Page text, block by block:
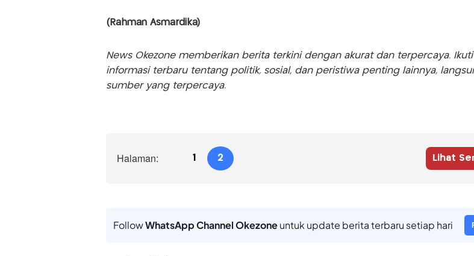
(Rahman Asmardika)
News Okezone memberikan berita terkini dengan akurat dan terpercaya. Ikuti
informasi terbaru tentang politik, sosial, dan peristiwa penting lainnya,
sumber yang terpercaya.
Halaman: 1 2 Lihat
FollowWhatsApp Channel Okezoneuntuk update berita terbaru setiap hari